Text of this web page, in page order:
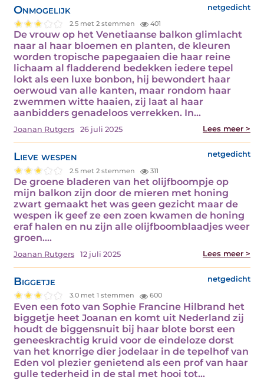
Onmogelijk netgedicht
2.5 met 2 stemmen 401
De vrouw op het Venetiaanse balkon glimlacht
naar al haar bloemen en planten, de kleuren
worden tropische papegaaien die haar reine
lichaam al fladderend bedekken iedere tepel
lokt als een luxe bonbon, hij bewondert haar
oerwoud van alle kanten, maar rondom haar
zwemmen witte haaien, zij laat al haar
aanbidders genadeloos verrekken. In…
Joanan Rutgers 26 juli 2025 Lees meer >
Lieve wespen netgedicht
2.5 met 2 stemmen 311
De groene bladeren van het olijfboompje op
mijn balkon zijn door de mieren met honing
zwart gemaakt het was geen gezicht maar de
wespen ik geef ze een zoen kwamen de honing
eraf halen en nu zijn alle olijfboomblaadjes weer
groen.…
Joanan Rutgers 12 juli 2025 Lees meer >
Biggetje netgedicht
3.0 met 1 stemmen 600
Even een foto van Sophie Francine Hilbrand het
biggetje heet Joanan en komt uit Nederland zij
houdt de biggensnuit bij haar blote borst een
geneeskrachtig kruid voor de eindeloze dorst
van het knorrige dier jodelaar in de tepelhof van
Eden vol plezier genietend als een prof van haar
gulle tederheid in de stal met hooi tot…